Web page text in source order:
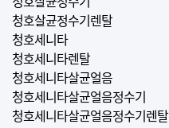
청호살균정수기렌탈
청호세니타
청호세니타렌탈
청호세니타살균얼음
청호세니타살균얼음정수기
청호세니타살균얼음정수기렌탈